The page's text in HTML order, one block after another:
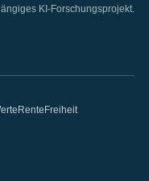
KI-Forschungsprojekt.
Rente Freiheit